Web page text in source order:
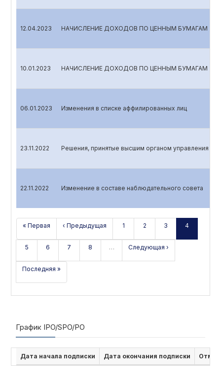
12.04.2023 НАЧИСЛЕНИЕ ДОХОДОВ ПО ЦЕННЫМ БУМАГАМ
10.01.2023 НАЧИСЛЕНИЕ ДОХОДОВ ПО ЦЕННЫМ БУМАГАМ
06.01.2023 Изменения в списке аффилированных лиц
23.11.2022 Решения, принятые высшим органом управления
22.11.2022 Изменение в составе наблюдательного совета
« Первая ‹ Предыдущая 1 2 3 4
5 6 7 8 … Следующая ›
Последняя »
График IPO/SPO/PO
Дата начала подписки Дата окончания подписки